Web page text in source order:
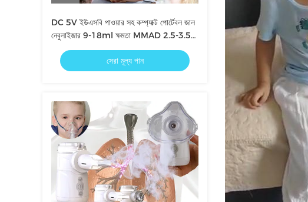
DC 5V ইউএসবি পাওয়ার সহ কম্প্যাক্ট পোর্টেবল জাল
নেবুলাইজার 9-18ml ক্ষমতা MMAD 2.5-3.5
μm গোলমালের মাত্রা ≤40dB
সেরা মূল্য পান